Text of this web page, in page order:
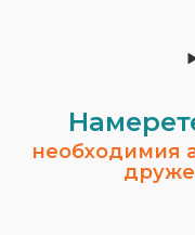
необходимия